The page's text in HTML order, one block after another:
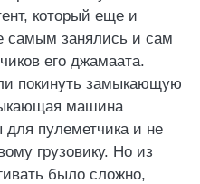
который еще и
самым занялись и сам
его джамаата.
покинуть замыкающую
машина
для пулеметчика и не
грузовику. Но из
было сложно,